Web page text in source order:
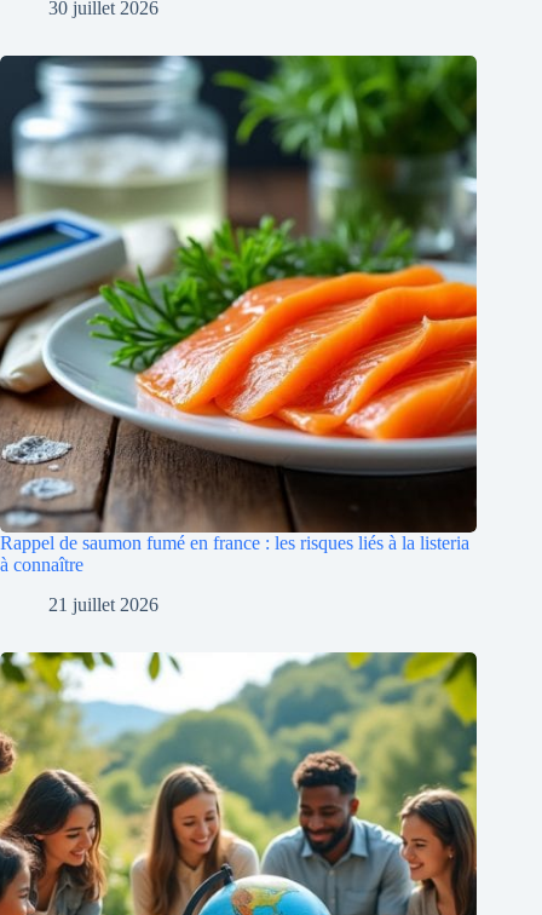
30 juillet 2026
Rappel de saumon fumé en france : les risques liés à la listeria
à connaître
21 juillet 2026